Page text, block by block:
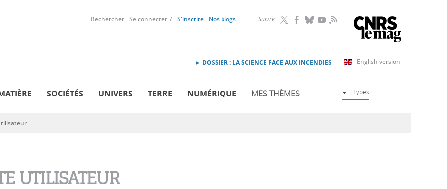
Suivre RSS
Rechercher Se connecter S'inscrire Nos blogs
English version
► DOSSIER : LA SCIENCE FACE AUX INCENDIES
SOCIÉTÉS UNIVERS TERRE NUMÉRIQUE MES THÈMES Types
UTILISATEUR